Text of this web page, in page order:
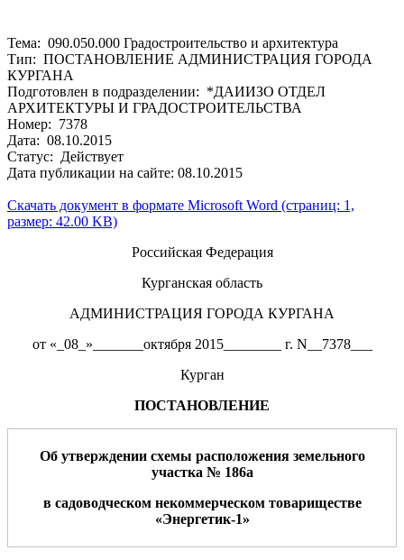
Тема: 090.050.000 Градостроительство и архитектура
Тип: ПОСТАНОВЛЕНИЕ АДМИНИСТРАЦИЯ ГОРОДА
КУРГАНА
Подготовлен в подразделении: *ДАИИЗО ОТДЕЛ
АРХИТЕКТУРЫ И ГРАДОСТРОИТЕЛЬСТВА
Номер: 7378
Дата: 08.10.2015
Статус: Действует
Дата публикации на сайте: 08.10.2015
Скачать документ в формате Microsoft Word (страниц: 1,
размер: 42.00 KB)
Российская Федерация
Курганская область
АДМИНИСТРАЦИЯ ГОРОДА КУРГАНА
от «_08_»_______октября 2015________ г. N__7378___
Курган
ПОСТАНОВЛЕНИЕ
Об утверждении схемы расположения земельного
участка № 186а
в садоводческом некоммерческом товариществе
«Энергетик-1»